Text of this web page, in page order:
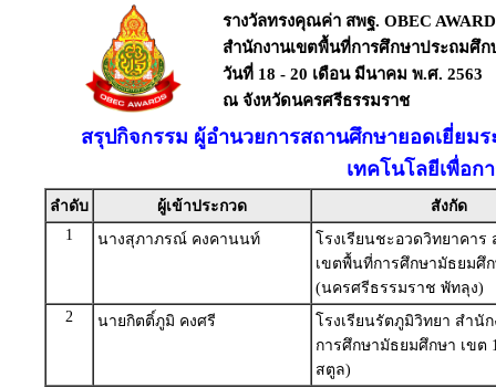
รางวัลทรงคุณค่า สพฐ. OBEC
สำนักงานเขตพื้นที่การศึกษาประถมศึก
วันที่ 18 - 20 เดือน มีนาคม พ.ศ. 2563
ณ จังหวัดนครศรีธรรมราช
สรุปกิจกรรม ผู้อำนวยการสถานศึกษายอดเยี่ย
เทคโนโลยีเพื่อก
ลำดับ ผู้เข้าประกวด
สังกัด
1
นางสุภาภรณ์ คงคานนท์
โรงเรียนชะอวดวิทยาคาร
เขตพื้นที่การศึกษามัธยมศึก
(นครศรีธรรมราช พัทลุง)
2
นายกิตติ์ภูมิ คงศรี
โรงเรียนรัตภูมิวิทยา สำนั
การศึกษามัธยมศึกษา เขต
สตูล)